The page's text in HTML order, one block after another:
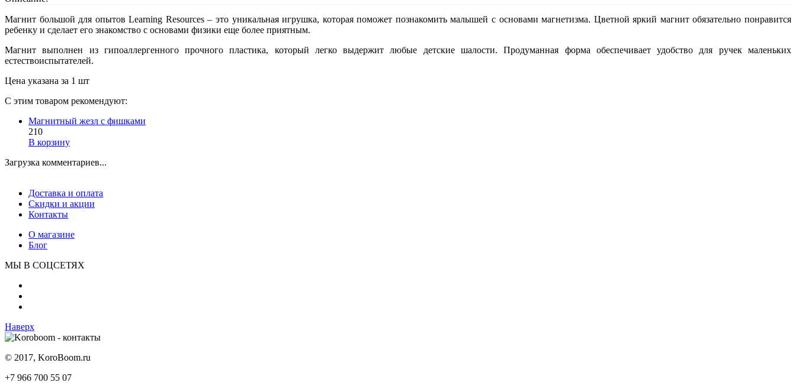
Магнит большой для опытов Learning Resources – это уникальная игрушка, которая поможет познакомить малышей с основами магнетизма. Цветной яркий магнит обязательно понравится
ребенку и сделает его знакомство с основами физики еще более приятным.
Магнит выполнен из гипоаллергенного прочного пластика, который легко выдержит любые детские шалости. Продуманная форма обеспечивает удобство для ручек маленьких
естествоиспытателей.
Цена указана за 1 шт
С этим товаром рекомендуют:
Магнитный жезл с фишками
210
В корзину
Загрузка комментариев...
Доставка и оплата
Скидки и акции
Контакты
О магазине
Блог
МЫ В СОЦСЕТЯХ
Наверх
© 2017, KoroBoom.ru
+7 966 700 55 07